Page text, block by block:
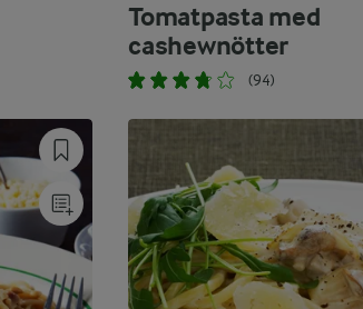
Tomatpasta med
cashewnötter
(94)